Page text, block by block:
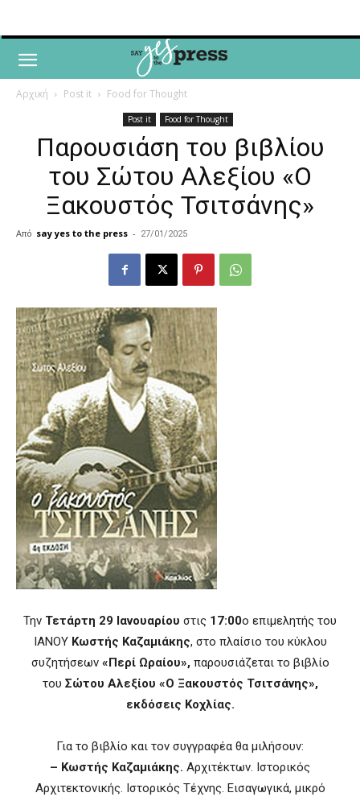
Αρχική Post it Food for Thought
Post it Food for Thought
Παρουσιάση του βιβλίου
του Σώτου Αλεξίου «Ο
Ξακουστός Τσιτσάνης»
Από say yes to the press - 27/01/2025
Την Τετάρτη 29 Ιανουαρίου στις 17:00ο επιμελητής του
ΙΑΝΟΥ Κωστής Καζαμιάκης, στο πλαίσιο του κύκλου
συζητήσεων «Περί Ωραίου»,παρουσιάζεται το βιβλίο
του Σώτου Αλεξίου «Ο Ξακουστός Τσιτσάνης»,
εκδόσεις Κοχλίας.
Για το βιβλίο και τον συγγραφέα θα μιλήσουν:
– Κωστής Καζαμιάκης. Αρχιτέκτων. Ιστορικός
Αρχιτεκτονικής. Ιστορικός Τέχνης. Εισαγωγικά, μικρό